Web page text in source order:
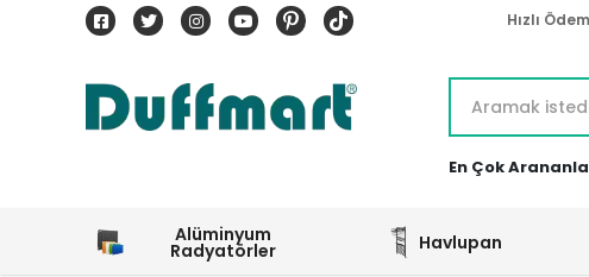
Hızlı
En Çok
Alüminyum
Radyatörler Havlupan